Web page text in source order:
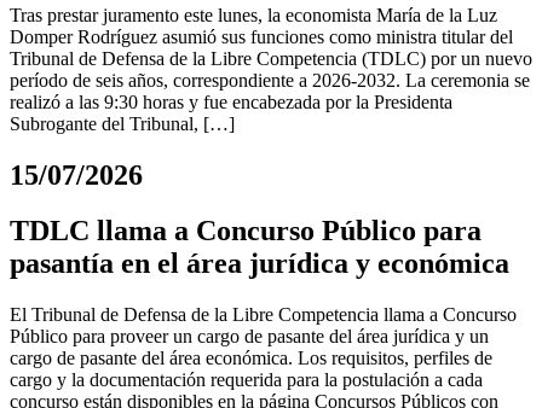
Tras prestar juramento este lunes, la economista María de la Luz
Domper Rodríguez asumió sus funciones como ministra titular del
Tribunal de Defensa de la Libre Competencia (TDLC) por un nuevo
período de seis años, correspondiente a 2026-2032. La ceremonia se
realizó a las 9:30 horas y fue encabezada por la Presidenta
Subrogante del Tribunal, […]
15/07/2026
TDLC llama a Concurso Público para
pasantía en el área jurídica y económica
El Tribunal de Defensa de la Libre Competencia llama a Concurso
Público para proveer un cargo de pasante del área jurídica y un
cargo de pasante del área económica. Los requisitos, perfiles de
cargo y la documentación requerida para la postulación a cada
concurso están disponibles en la página Concursos Públicos con